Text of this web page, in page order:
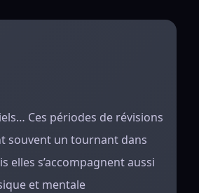
Ces périodes de révisions
souvent un tournant dans
elles s’accompagnent aussi
et mentale